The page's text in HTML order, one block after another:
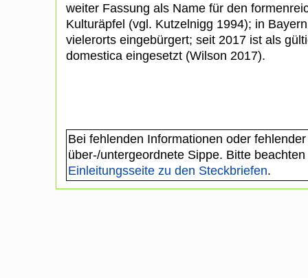
weiter Fassung als Name für den
Kulturäpfel (vgl. Kutzelnigg 1994); in
vielerorts eingebürgert; seit 2017 ist als
domestica eingesetzt (Wilson 2017).
Bei fehlenden Informationen oder
über-/untergeordnete Sippe. Bitte
Einleitungsseite zu den Steckbriefen.